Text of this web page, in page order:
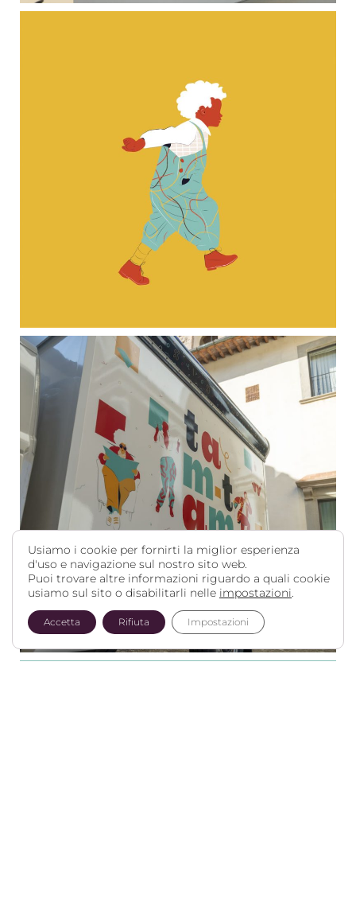
Usiamo i cookie per fornirti la miglior esperienza
d'uso e navigazione sul nostro sito web.
Puoi trovare altre informazioni riguardo a quali cookie
usiamo sul sito o disabilitarli nelle impostazioni.
Accetta Rifiuta Impostazioni